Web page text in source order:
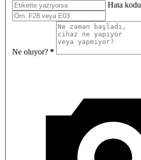
Hata kodu
Ne oluyor? *